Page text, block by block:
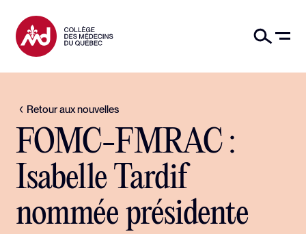
Retour aux nouvelles
FOMC-FMRAC :
Isabelle Tardif
nommée présidente